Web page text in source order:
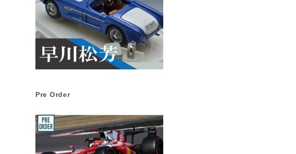
Pre Order